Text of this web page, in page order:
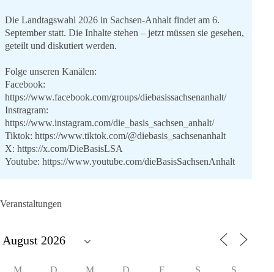
Die Landtagswahl 2026 in Sachsen-Anhalt findet am 6.
September statt. Die Inhalte stehen – jetzt müssen sie gesehen,
geteilt und diskutiert werden.
Folge unseren Kanälen:
Facebook:
https://www.facebook.com/groups/diebasissachsenanhalt/
Instragram:
https://www.instagram.com/die_basis_sachsen_anhalt/
Tiktok: https://www.tiktok.com/@diebasis_sachsenanhalt
X: https://x.com/DieBasisLSA
Youtube: https://www.youtube.com/dieBasisSachsenAnhalt
lohnt, dieBasis zu wählen.
Veranstaltungen
M D M D F S S